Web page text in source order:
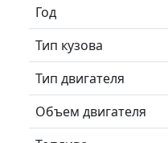
Год
Тип кузова
Тип двигателя
Объем двигателя